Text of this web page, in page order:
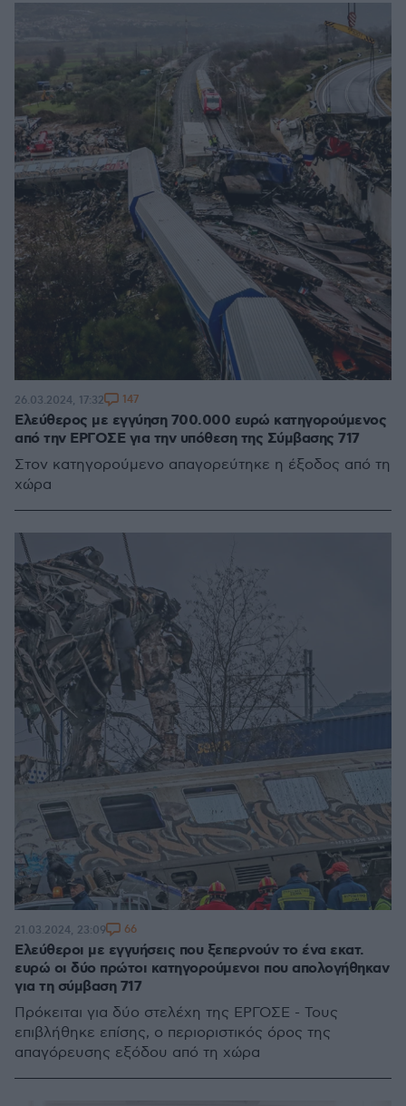
Ελεύθερος με εγγύηση 700.000 ευρώ κατηγορούμενος
από την ΕΡΓΟΣΕ για την υπόθεση της Σύμβασης 717
Στον κατηγορούμενο απαγορεύτηκε η έξοδος από τη
χώρα
26.03.2024, 17:32 147
Ελεύθεροι με εγγυήσεις που ξεπερνούν το ένα εκατ.
ευρώ οι δύο πρώτοι κατηγορούμενοι που απολογήθηκαν
για τη σύμβαση 717
Πρόκειται για δύο στελέχη της ΕΡΓΟΣΕ - Τους
επιβλήθηκε επίσης, ο περιοριστικός όρος της
απαγόρευσης εξόδου από τη χώρα
21.03.2024, 23:09 66